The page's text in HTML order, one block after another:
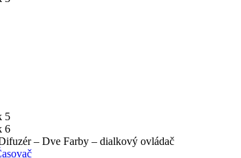
– Dve Farby – dialkový ovládač